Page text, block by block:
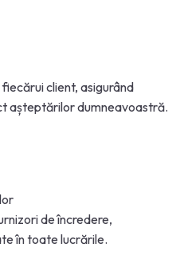
client, asigurând
așteptărilor dumneavoastră.
de încredere,
în toate lucrările.